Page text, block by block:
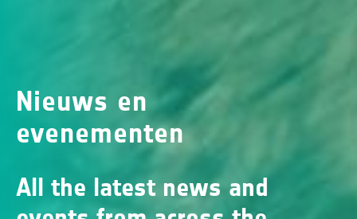
Nieuws en
evenementen
All the latest news and